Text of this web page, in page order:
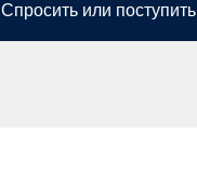
Спросить или поступить